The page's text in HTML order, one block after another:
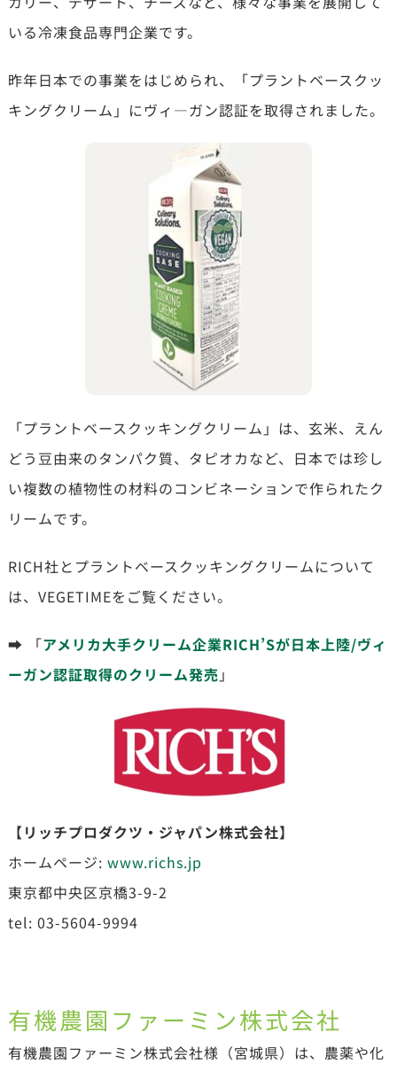
いる冷凍食品専門企業です。
昨年日本での事業をはじめられ、「プラントベースクッ
キングクリーム」にヴィ―ガン認証を取得されました。
「プラントベースクッキングクリーム」は、玄米、えん
どう豆由来のタンパク質、タピオカなど、日本では珍し
い複数の植物性の材料のコンビネーションで作られたク
リームです。
RICH社とプラントベースクッキングクリームについて
は、VEGETIMEをご覧ください。
➡ 「アメリカ大手クリーム企業RICH’Sが日本上陸/ヴィ
ーガン認証取得のクリーム発売 」
【リッチプロダクツ・ジャパン株式会社】
ホームページ: www.richs.jp
東京都中央区京橋3-9-2
tel: 03-5604-9994
有機農園ファーミン株式会社
有機農園ファーミン株式会社様（宮城県）は、農薬や化